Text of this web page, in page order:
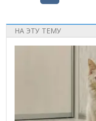
НА ЭТУ ТЕМУ